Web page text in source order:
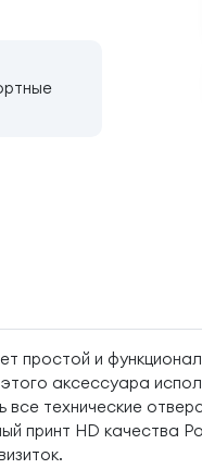
простой и
аксессуара
технические
принт HD качества